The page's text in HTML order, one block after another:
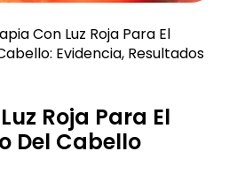
Con Luz Roja Para El
Evidencia, Resultados
Roja Para El
Del Cabello